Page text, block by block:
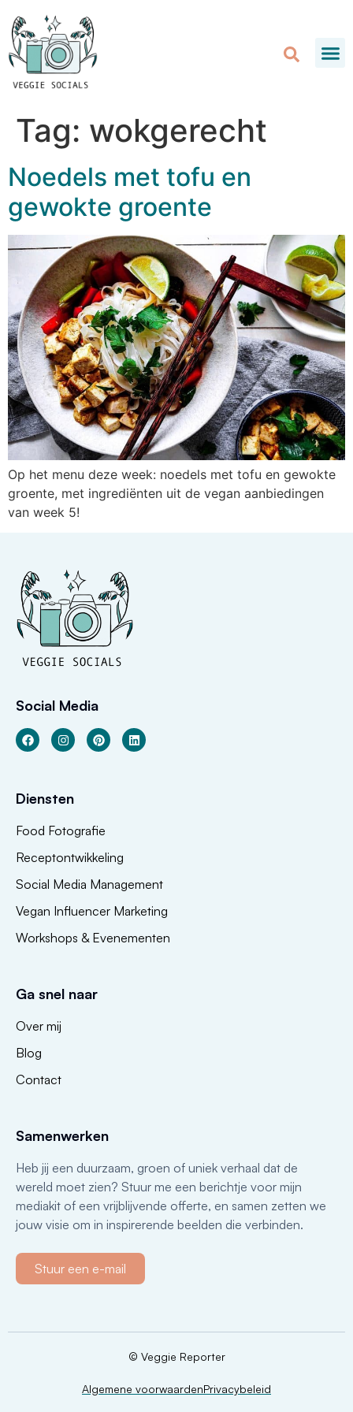
Tag: wokgerecht
Noedels met tofu en
gewokte groente
Op het menu deze week: noedels met tofu en gewokte
groente, met ingrediënten uit de vegan aanbiedingen
van week 5!
Social Media
Diensten
Food Fotografie
Receptontwikkeling
Social Media Management
Vegan Influencer Marketing
Workshops & Evenementen
Ga snel naar
Over mij
Blog
Contact
Samenwerken
Heb jij een duurzaam, groen of uniek verhaal dat de
wereld moet zien? Stuur me een berichtje voor mijn
mediakit of een vrijblijvende offerte, en samen zetten we
jouw visie om in inspirerende beelden die verbinden.
Stuur een e-mail
© Veggie Reporter
Algemene voorwaardenPrivacybeleid